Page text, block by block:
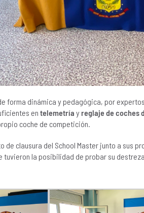
forma dinámica y pedagógica, por
en telemetría yreglaje de coches
coche de competición.
de clausura del School Master junto a sus
tuvieron la posibilidad de probar su